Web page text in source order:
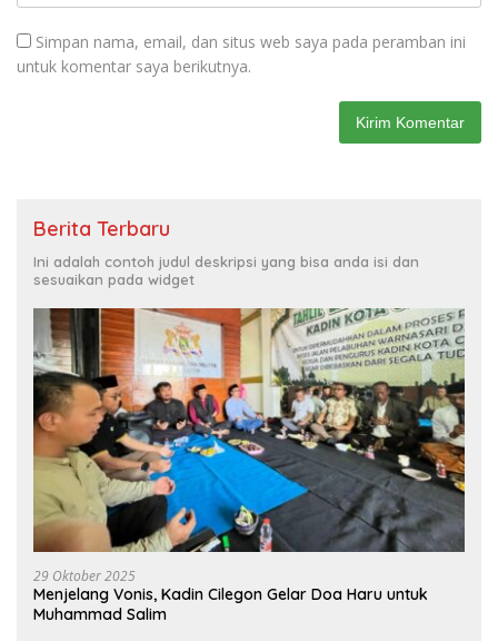
Simpan nama, email, dan situs web saya pada peramban ini
untuk komentar saya berikutnya.
Berita Terbaru
Ini adalah contoh judul deskripsi yang bisa anda isi dan
sesuaikan pada widget
29 Oktober 2025
Menjelang Vonis, Kadin Cilegon Gelar Doa Haru untuk
Muhammad Salim